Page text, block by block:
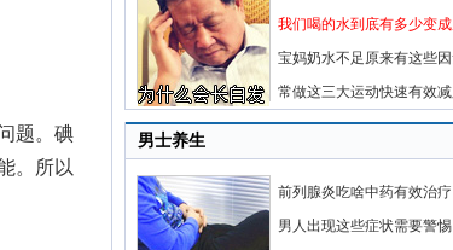
题。碘
。所以
我们喝的水到底有多少变
宝妈奶水不足原来有这些
常做这三大运动快速有效
男士养生
前列腺炎吃啥中药有效治疗
男人出现这些症状需要警惕